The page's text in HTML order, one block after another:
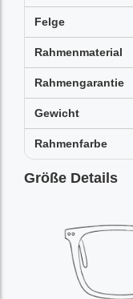
Felge
Rahmenmaterial
Rahmengarantie
Gewicht
Rahmenfarbe
Größe Details